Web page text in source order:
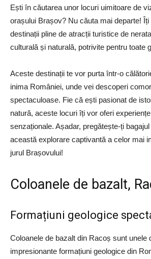
Ești în căutarea unor locuri uimitoare de
orașului Brașov? Nu căuta mai departe!
destinații pline de atracții turistice de
culturală și naturală, potrivite pentru toate
Aceste destinații te vor purta într-o
inima României, unde vei descoperi
spectaculoase. Fie că ești pasionat de
natură, aceste locuri îți vor oferi
senzaționale. Așadar, pregătește-ți
această explorare captivantă a celor mai
jurul Brașovului!
Coloanele de bazalt,
Formațiuni geologice
Coloanele de bazalt din Racoș sunt unele
impresionante formațiuni geologice din